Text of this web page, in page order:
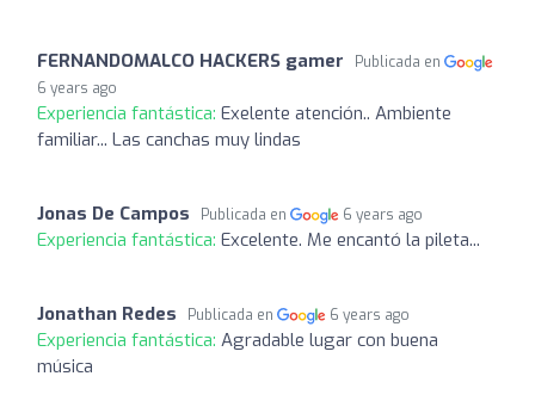
FERNANDOMALCO HACKERS gamer
Publicada en
6 years ago
Experiencia fantástica: Exelente atención.. Ambiente
familiar... Las canchas muy lindas
Jonas De Campos Publicada en 6 years ago
Experiencia fantástica: Excelente. Me encantó la pileta...
Jonathan Redes Publicada en 6 years ago
Experiencia fantástica: Agradable lugar con buena
música